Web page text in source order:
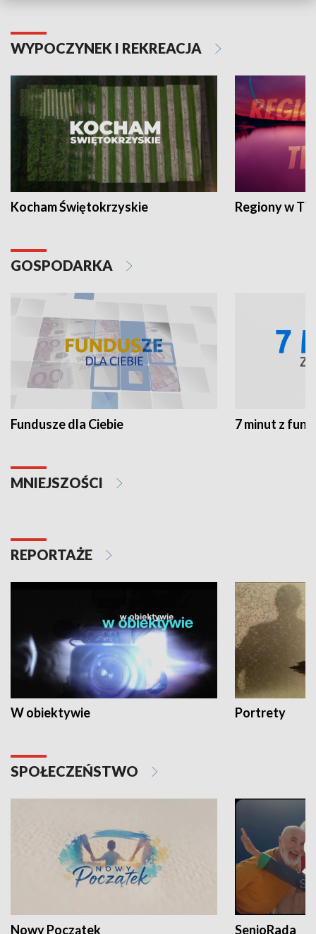
WYPOCZYNEK I REKREACJA
Kocham Świętokrzyskie Regiony w
GOSPODARKA
Fundusze dla Ciebie 7 minut z
MNIEJSZOŚCI
REPORTAŻE
W obiektywie Portrety
SPOŁECZEŃSTWO
Nowy Początek SenioRada